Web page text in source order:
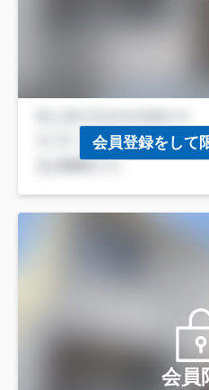
会員登録をして
会員